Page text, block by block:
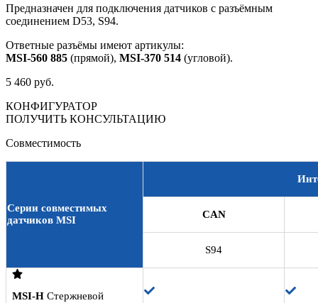
Предназначен для подключения датчиков с разъёмным
соединением D53, S94.
Ответные разъёмы имеют артикулы:
MSI-560 885 (прямой), MSI-370 514 (угловой).
5 460 руб.
КОНФИГУРАТОР
ПОЛУЧИТЬ КОНСУЛЬТАЦИЮ
Совместимость
Серии совместимых
датчиков MSI
CAN
S94
MSI-H Стержневой